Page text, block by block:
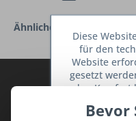
Ähnliche Artikel
Abonnieren Sie
Sie keineBevor
Diese
für den
Website
gesetzt
den Komfort
dienen